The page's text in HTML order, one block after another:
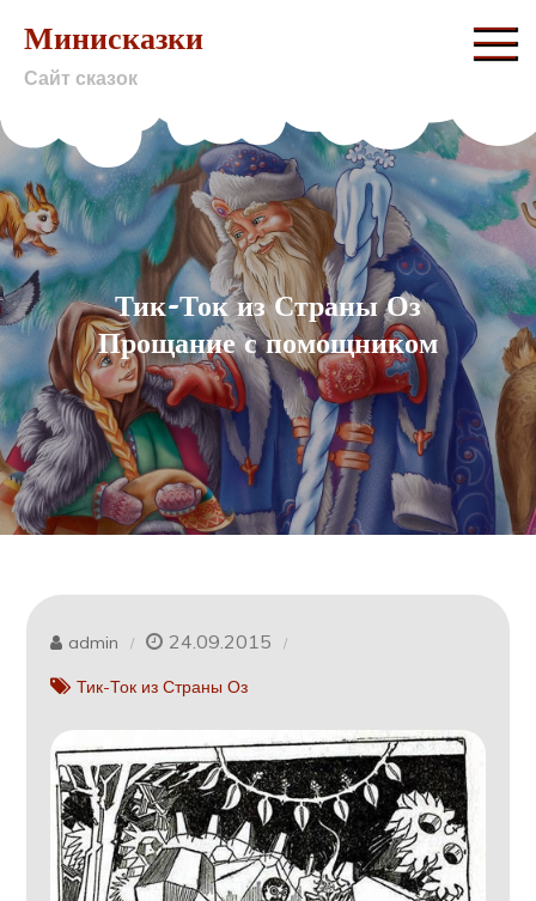
content
Минисказки
Сайт сказок
Тик-Ток из Страны Оз
Прощание с помощником
admin 24.09.2015
Тик-Ток из Страны Оз